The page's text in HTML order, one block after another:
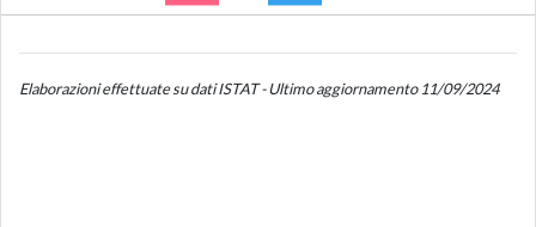
Elaborazioni effettuate su dati ISTAT - Ultimo aggiornamento 11/09/2024